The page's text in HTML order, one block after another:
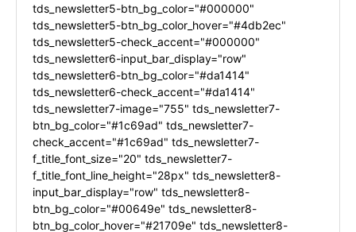
tds_newsletter5-btn_bg_color="#000000"
tds_newsletter5-btn_bg_color_hover="#4db2ec"
tds_newsletter5-check_accent="#000000"
tds_newsletter6-input_bar_display="row"
tds_newsletter6-btn_bg_color="#da1414"
tds_newsletter6-check_accent="#da1414"
tds_newsletter7-image="755" tds_newsletter7-
btn_bg_color="#1c69ad" tds_newsletter7-
check_accent="#1c69ad" tds_newsletter7-
f_title_font_size="20" tds_newsletter7-
f_title_font_line_height="28px" tds_newsletter8-
input_bar_display="row" tds_newsletter8-
btn_bg_color="#00649e" tds_newsletter8-
btn_bg_color_hover="#21709e" tds_newsletter8-